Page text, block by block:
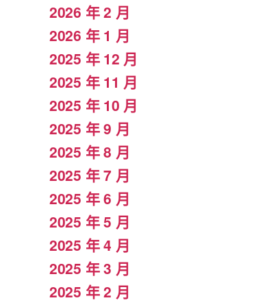
2026 年 2 月
2026 年 1 月
2025 年 12 月
2025 年 11 月
2025 年 10 月
2025 年 9 月
2025 年 8 月
2025 年 7 月
2025 年 6 月
2025 年 5 月
2025 年 4 月
2025 年 3 月
2025 年 2 月